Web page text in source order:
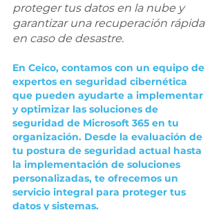
proteger tus datos en la nube y
garantizar una recuperación rápida
en caso de desastre.
En Ceico, contamos con un equipo de
expertos en seguridad cibernética
que pueden ayudarte a implementar
y optimizar las soluciones de
seguridad de Microsoft 365 en tu
organización. Desde la evaluación de
tu postura de seguridad actual hasta
la implementación de soluciones
personalizadas, te ofrecemos un
servicio integral para proteger tus
datos y sistemas.